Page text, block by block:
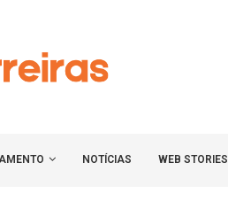
NOTÍCIAS WEB STORIES